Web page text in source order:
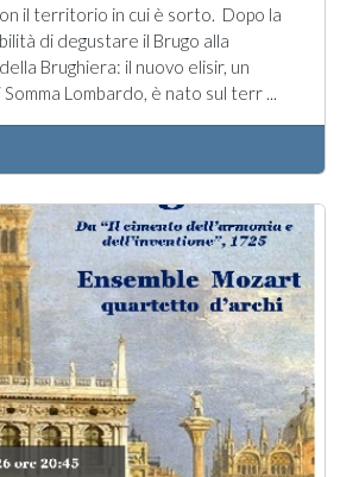
il territorio in cui è sorto. Dopo la
di degustare il Brugo alla
Brughiera: il nuovo elisir, un
Lombardo, è nato sul terr ...